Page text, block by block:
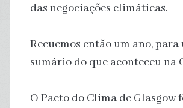
das negociações climáticas.
Recuemos então um ano,
sumário do que aconteceu na
O Pacto do Clima de Glasgow